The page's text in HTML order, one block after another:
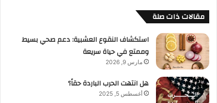
مقالات ذات صلة
استكشاف النقوع العشبية: دعم صحي بسيط
وممتع في حياة سريعة
مارس 9, 2026
هل انتهت الحرب الباردة حقاً؟
أغسطس 5, 2025